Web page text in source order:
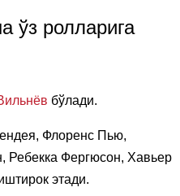
ўз ролларига
бўлади.
Флоренс Пью,
Фергюсон, Хавьер
этади.